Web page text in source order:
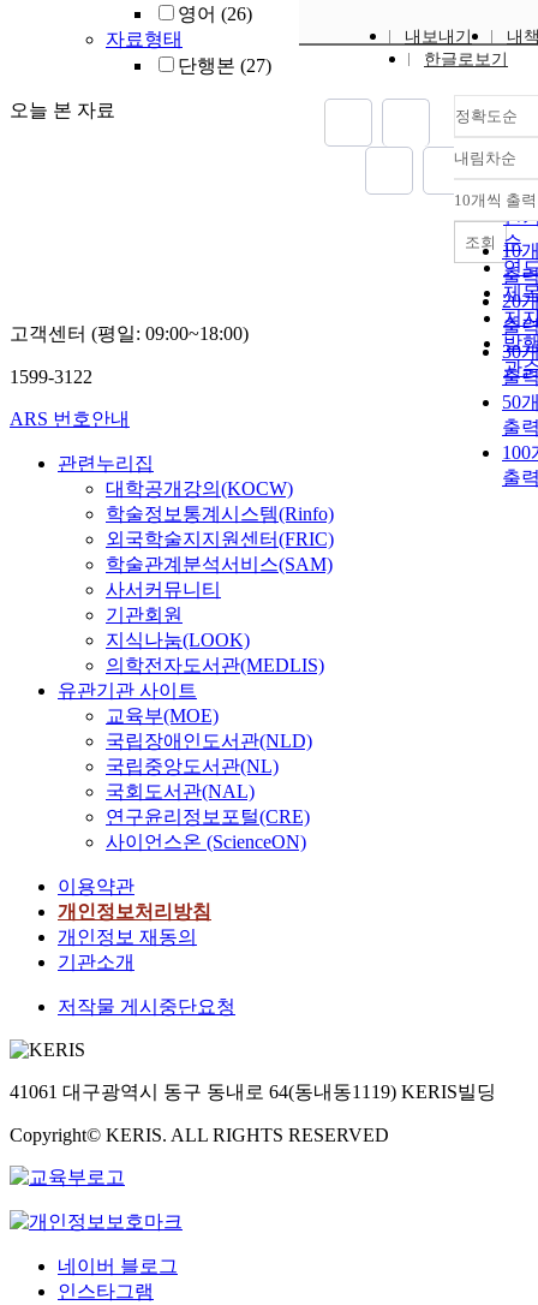
영어 (26)
자료형태
단행본 (27)
오늘 본 자료
내보내기
내
한글로보기
정확도순
정
순
인
순
연
제
저
발
관
내림차순
내
10개씩 출력
10
출
20
출
30
출
50
출
100
출
조회
고객센터 (평일: 09:00~18:00)
1599-3122
ARS 번호안내
관련누리집
대학공개강의(KOCW)
학술정보통계시스템(Rinfo)
외국학술지지원센터(FRIC)
학술관계분석서비스(SAM)
사서커뮤니티
기관회원
지식나눔(LOOK)
의학전자도서관(MEDLIS)
유관기관 사이트
교육부(MOE)
국립장애인도서관(NLD)
국립중앙도서관(NL)
국회도서관(NAL)
연구윤리정보포털(CRE)
사이언스온 (ScienceON)
이용약관
개인정보처리방침
개인정보 재동의
기관소개
저작물 게시중단요청
41061 대구광역시 동구 동내로 64(동내동1119) KERIS빌딩
Copyright© KERIS. ALL RIGHTS RESERVED
네이버 블로그
인스타그램